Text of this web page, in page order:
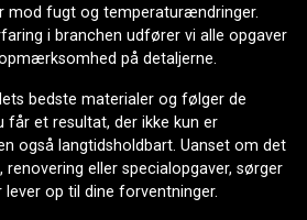
mod fugt og temperaturændringer.
i branchen udfører vi alle opgaver
på detaljerne.
bedste materialer og følger de
får et resultat, der ikke kun er
også langtidsholdbart. Uanset om det
renovering eller specialopgaver, sørger
op til dine forventninger.